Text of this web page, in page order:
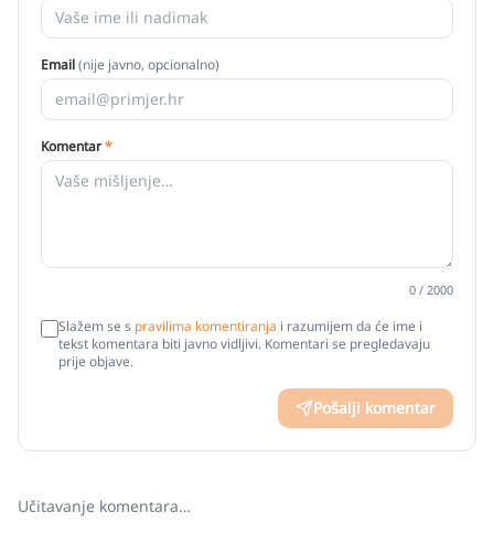
Email(nije javno, opcionalno)
Komentar*
0 / 2000
Slažem se s pravilima komentiranja i razumijem da će ime i
tekst komentara biti javno vidljivi. Komentari se pregledavaju
prije objave.
Pošalji komentar
Učitavanje komentara…